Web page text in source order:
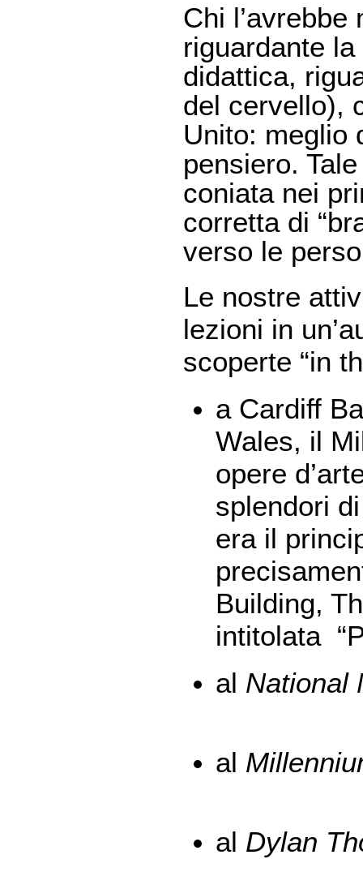
Chi
riguardante
didattica,
del cervello),
Unito: meglio
pensiero.
coniata nei
corretta di
verso le
Le nostre
lezioni in
scoperte “in
a Cardiff
Wales, il
opere
splendori
era il
Building,
intitolata
al National
al
al Dylan